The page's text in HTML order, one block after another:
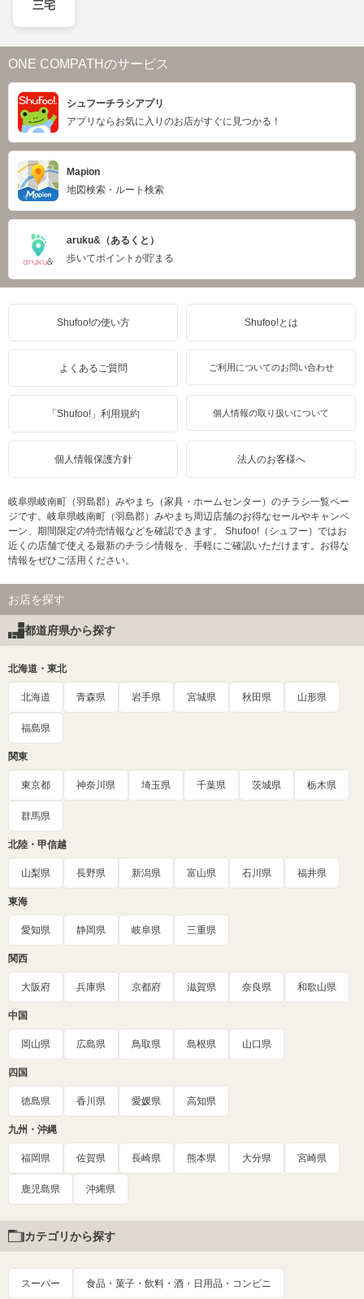
三宅
ONE COMPATHのサービス
シュフーチラシアプリ
アプリならお気に入りのお店がすぐに見つかる！
Mapion
地図検索・ルート検索
aruku&（あるくと）
歩いてポイントが貯まる
Shufoo!の使い方 Shufoo!とは
よくあるご質問 ご利用についてのお問い合わせ
「Shufoo!」利用規約 個人情報の取り扱いについて
個人情報保護方針 法人のお客様へ
岐阜県岐南町（羽島郡）みやまち（家具・ホームセンター）のチラシ一覧ペー
ジです。岐阜県岐南町（羽島郡）みやまち周辺店舗のお得なセールやキャンペ
ーン、期間限定の特売情報などを確認できます。 Shufoo!（シュフー）ではお
近くの店舗で使える最新のチラシ情報を、手軽にご確認いただけます。お得な
情報をぜひご活用ください。
お店を探す
都道府県から探す
北海道・東北
北海道 青森県 岩手県 宮城県 秋田県 山形県
福島県
関東
東京都 神奈川県 埼玉県 千葉県 茨城県 栃木県
群馬県
北陸・甲信越
山梨県 長野県 新潟県 富山県 石川県 福井県
東海
愛知県 静岡県 岐阜県 三重県
関西
大阪府 兵庫県 京都府 滋賀県 奈良県 和歌山県
中国
岡山県 広島県 鳥取県 島根県 山口県
四国
徳島県 香川県 愛媛県 高知県
九州・沖縄
福岡県 佐賀県 長崎県 熊本県 大分県 宮崎県
鹿児島県 沖縄県
カテゴリから探す
スーパー 食品・菓子・飲料・酒・日用品・コンビニ